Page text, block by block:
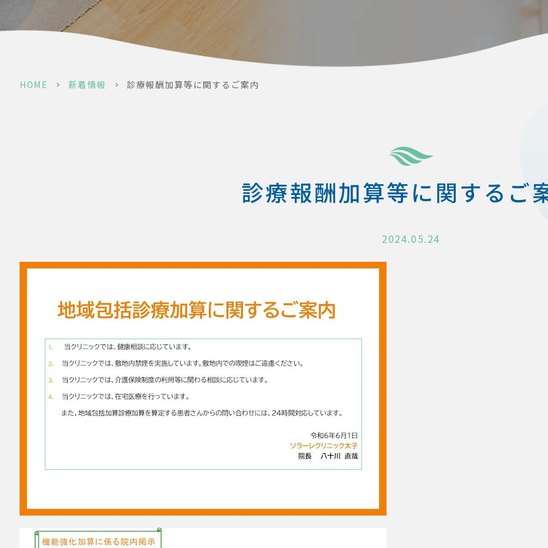
HOME > 新着情報 > 診療報酬加算等に関するご案内
診療報酬加算等に関するご
2024.05.24